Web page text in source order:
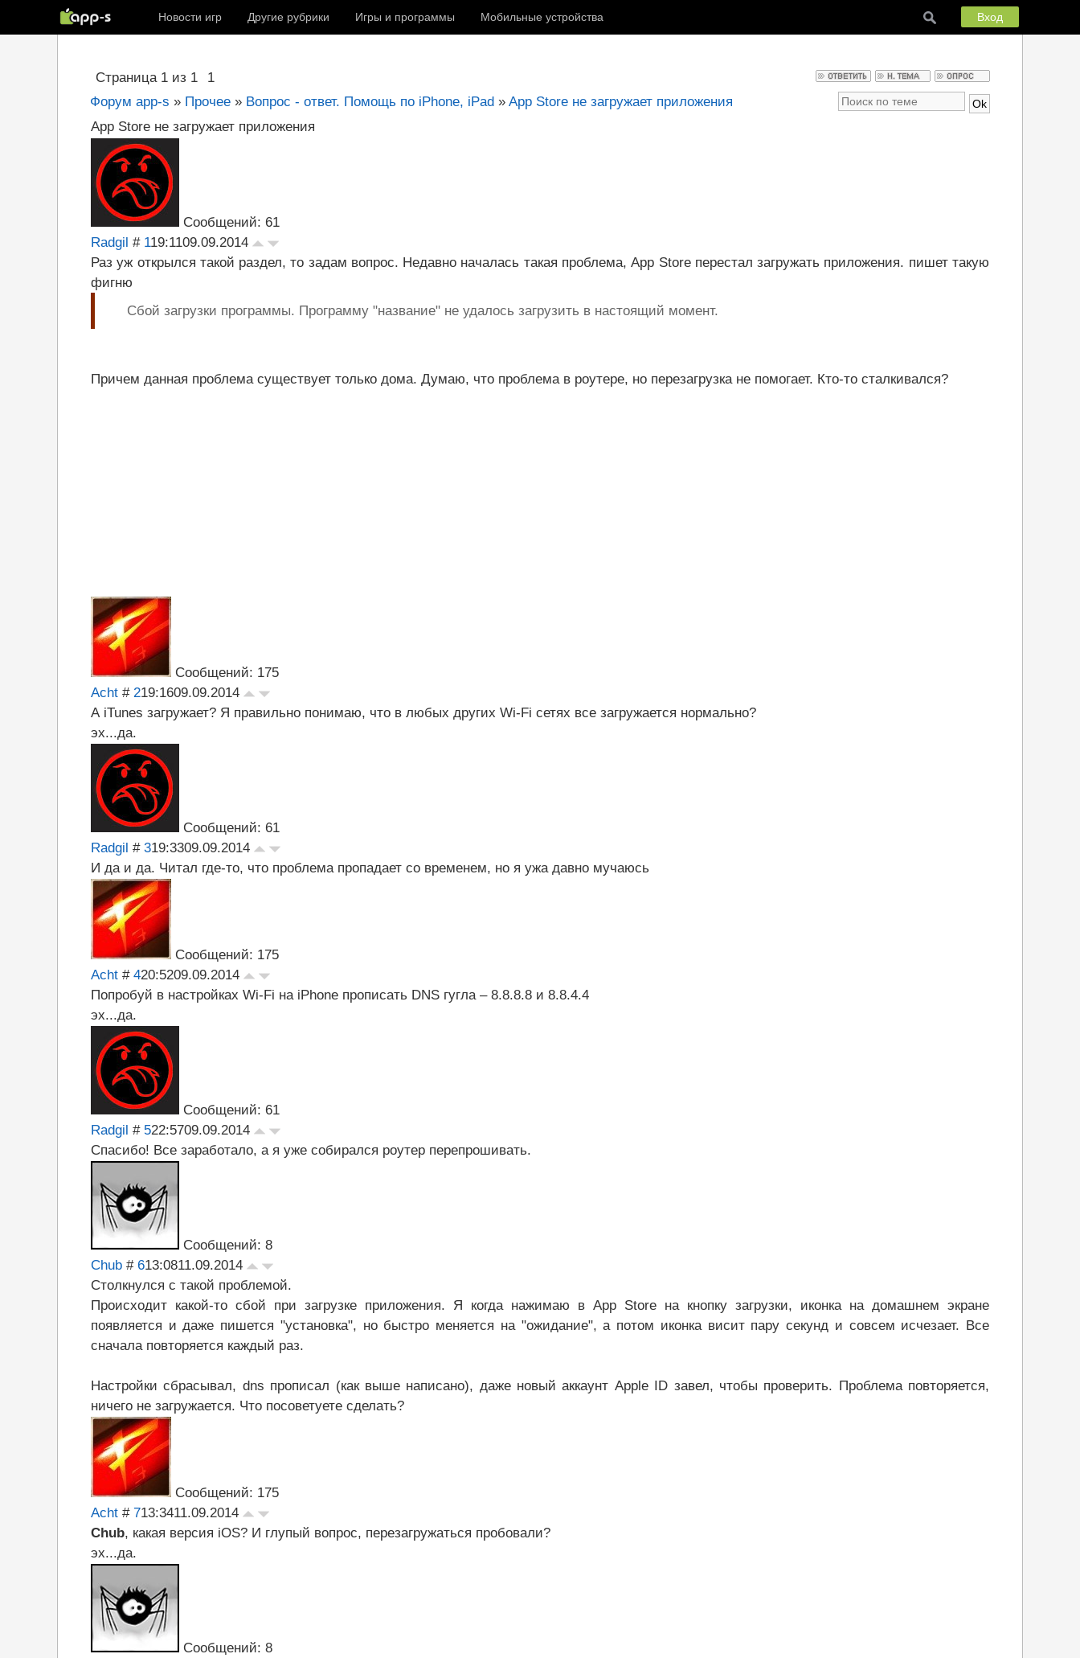
Новости игр Другие рубрики Игры и программы Мобильные устройства Вход
Страница 1 из 1
1
Форум app-s » Прочее » Вопрос - ответ. Помощь по iPhone, iPad » App Store не загружает приложения
App Store не загружает приложения
Сообщений: 61
Radgil # 119:1109.09.2014
Раз уж открылся такой раздел, то задам вопрос. Недавно началась такая проблема, App Store перестал загружать приложения. пишет такую
фигню
Сбой загрузки программы. Программу "название" не удалось загрузить в настоящий момент.
Причем данная проблема существует только дома. Думаю, что проблема в роутере, но перезагрузка не помогает. Кто-то сталкивался?
Сообщений: 175
Acht # 219:1609.09.2014
А iTunes загружает? Я правильно понимаю, что в любых других Wi-Fi сетях все загружается нормально?
эх...да.
Сообщений: 61
Radgil # 319:3309.09.2014
И да и да. Читал где-то, что проблема пропадает со временем, но я ужа давно мучаюсь
Сообщений: 175
Acht # 420:5209.09.2014
Попробуй в настройках Wi-Fi на iPhone прописать DNS гугла – 8.8.8.8 и 8.8.4.4
эх...да.
Сообщений: 61
Radgil # 522:5709.09.2014
Спасибо! Все заработало, а я уже собирался роутер перепрошивать.
Сообщений: 8
Chub # 613:0811.09.2014
Столкнулся с такой проблемой.
Происходит какой-то сбой при загрузке приложения. Я когда нажимаю в App Store на кнопку загрузки, иконка на домашнем экране
появляется и даже пишется "установка", но быстро меняется на "ожидание", а потом иконка висит пару секунд и совсем исчезает. Все
сначала повторяется каждый раз.
Настройки сбрасывал, dns прописал (как выше написано), даже новый аккаунт Apple ID завел, чтобы проверить. Проблема повторяется,
ничего не загружается. Что посоветуете сделать?
Сообщений: 175
Acht # 713:3411.09.2014
Chub, какая версия iOS? И глупый вопрос, перезагружаться пробовали?
эх...да.
Сообщений: 8